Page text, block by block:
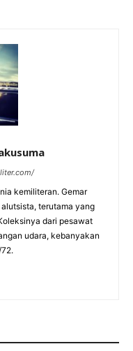
kemiliteran. Gemar
terutama yang
dari pesawat
udara, kebanyakan